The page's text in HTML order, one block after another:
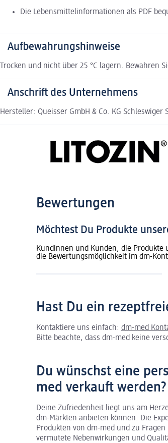
Die Lebensmittelinformationen als PDF
Aufbewahrungshinweise
Trocken und nicht über 25 °C lagern. Bewahren
Anschrift des Unternehmens
Hersteller: Queisser GmbH & Co. KG
Bewertungen
Möchtest Du Produkte
Kundinnen und Kunden, die Produkte
die Bewertungsmöglichkeit im dm-
Hast Du ein
Kontaktiere uns einfach: dm-med
Bitte beachte, dass dm-med keine
Du wünschst eine
med verkauft werden?
Deine Zufriedenheit liegt uns am
dm-Märkten anbieten können. Die
Produkten von dm-med und zu
vermutete Nebenwirkungen und